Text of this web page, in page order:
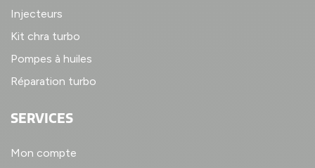
Injecteurs
Kit chra turbo
Pompes à huiles
Réparation turbo
SERVICES
Mon compte